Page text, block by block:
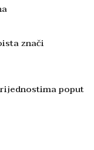
znači
poput